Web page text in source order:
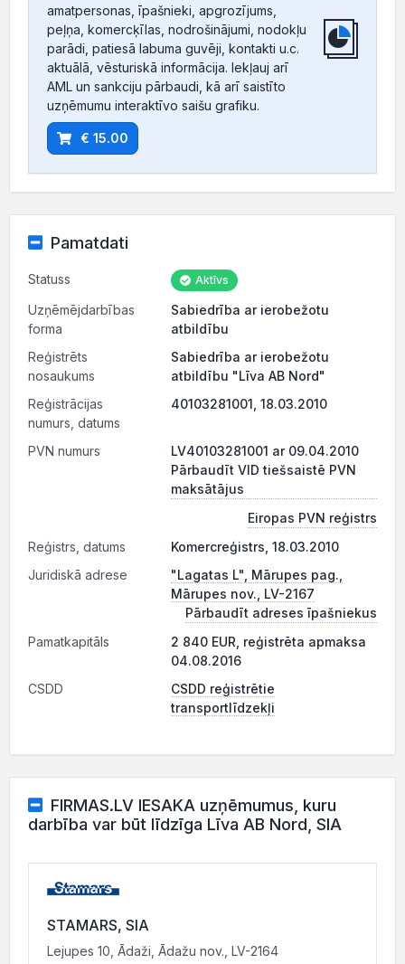
amatpersonas, īpašnieki, apgrozījums,
peļņa, komercķīlas, nodrošinājumi, nodokļu
parādi, patiesā labuma guvēji, kontakti u.c.
aktuālā, vēsturiskā informācija. Iekļauj arī
AML un sankciju pārbaudi, kā arī saistīto
uzņēmumu interaktīvo saišu grafiku.
€ 15.00
Pamatdati
Statuss Aktīvs
Uzņēmējdarbības
forma
Sabiedrība ar ierobežotu
atbildību
Reģistrēts
nosaukums
Sabiedrība ar ierobežotu
atbildību "Līva AB Nord"
Reģistrācijas
numurs, datums
40103281001, 18.03.2010
PVN numurs
LV40103281001 ar 09.04.2010
Pārbaudīt VID tiešsaistē PVN
maksātājus
Eiropas PVN reģistrs
Reģistrs, datums
Komercreģistrs, 18.03.2010
Juridiskā adrese
"Lagatas L", Mārupes pag.,
Mārupes nov., LV-2167
Pārbaudīt adreses īpašniekus
Pamatkapitāls
2 840 EUR, reģistrēta apmaksa
04.08.2016
CSDD
CSDD reģistrētie
transportlīdzekļi
FIRMAS.LV IESAKA uzņēmumus, kuru
darbība var būt līdzīga Līva AB Nord, SIA
STAMARS, SIA
Lejupes 10, Ādaži, Ādažu nov., LV-2164